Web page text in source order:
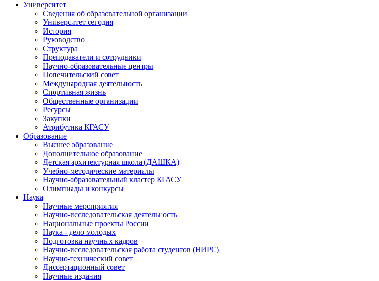
Университет
Сведения об образовательной организации
Университет сегодня
История
Руководство
Структура
Преподаватели и сотрудники
Научно-образовательные центры
Попечительский совет
Международная деятельность
Спортивная жизнь
Общественные организации
Ресурсы
Закупки
Атрибутика КГАСУ
Образование
Высшее образование
Дополнительное образование
Детская архитектурная школа (ДАШКА)
Учебно-методические материалы
Научно-образовательный кластер КГАСУ
Олимпиады и конкурсы
Наука
Научные мероприятия
Научно-исследовательская деятельность
Национальные проекты России
Наука - дело молодых
Подготовка научных кадров
Научно-исследовательская работа студентов (НИРС)
Научно-технический совет
Диссертационный совет
Научные издания